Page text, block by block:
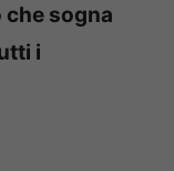
che sogna
i